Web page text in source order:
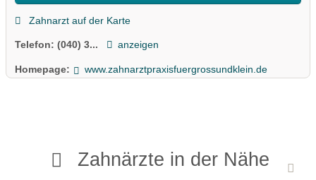
Zahnarzt auf der Karte
Telefon: (040) 3... anzeigen
Homepage: www.zahnarztpraxisfuergrossundklein.de
Zahnärzte in der Nähe